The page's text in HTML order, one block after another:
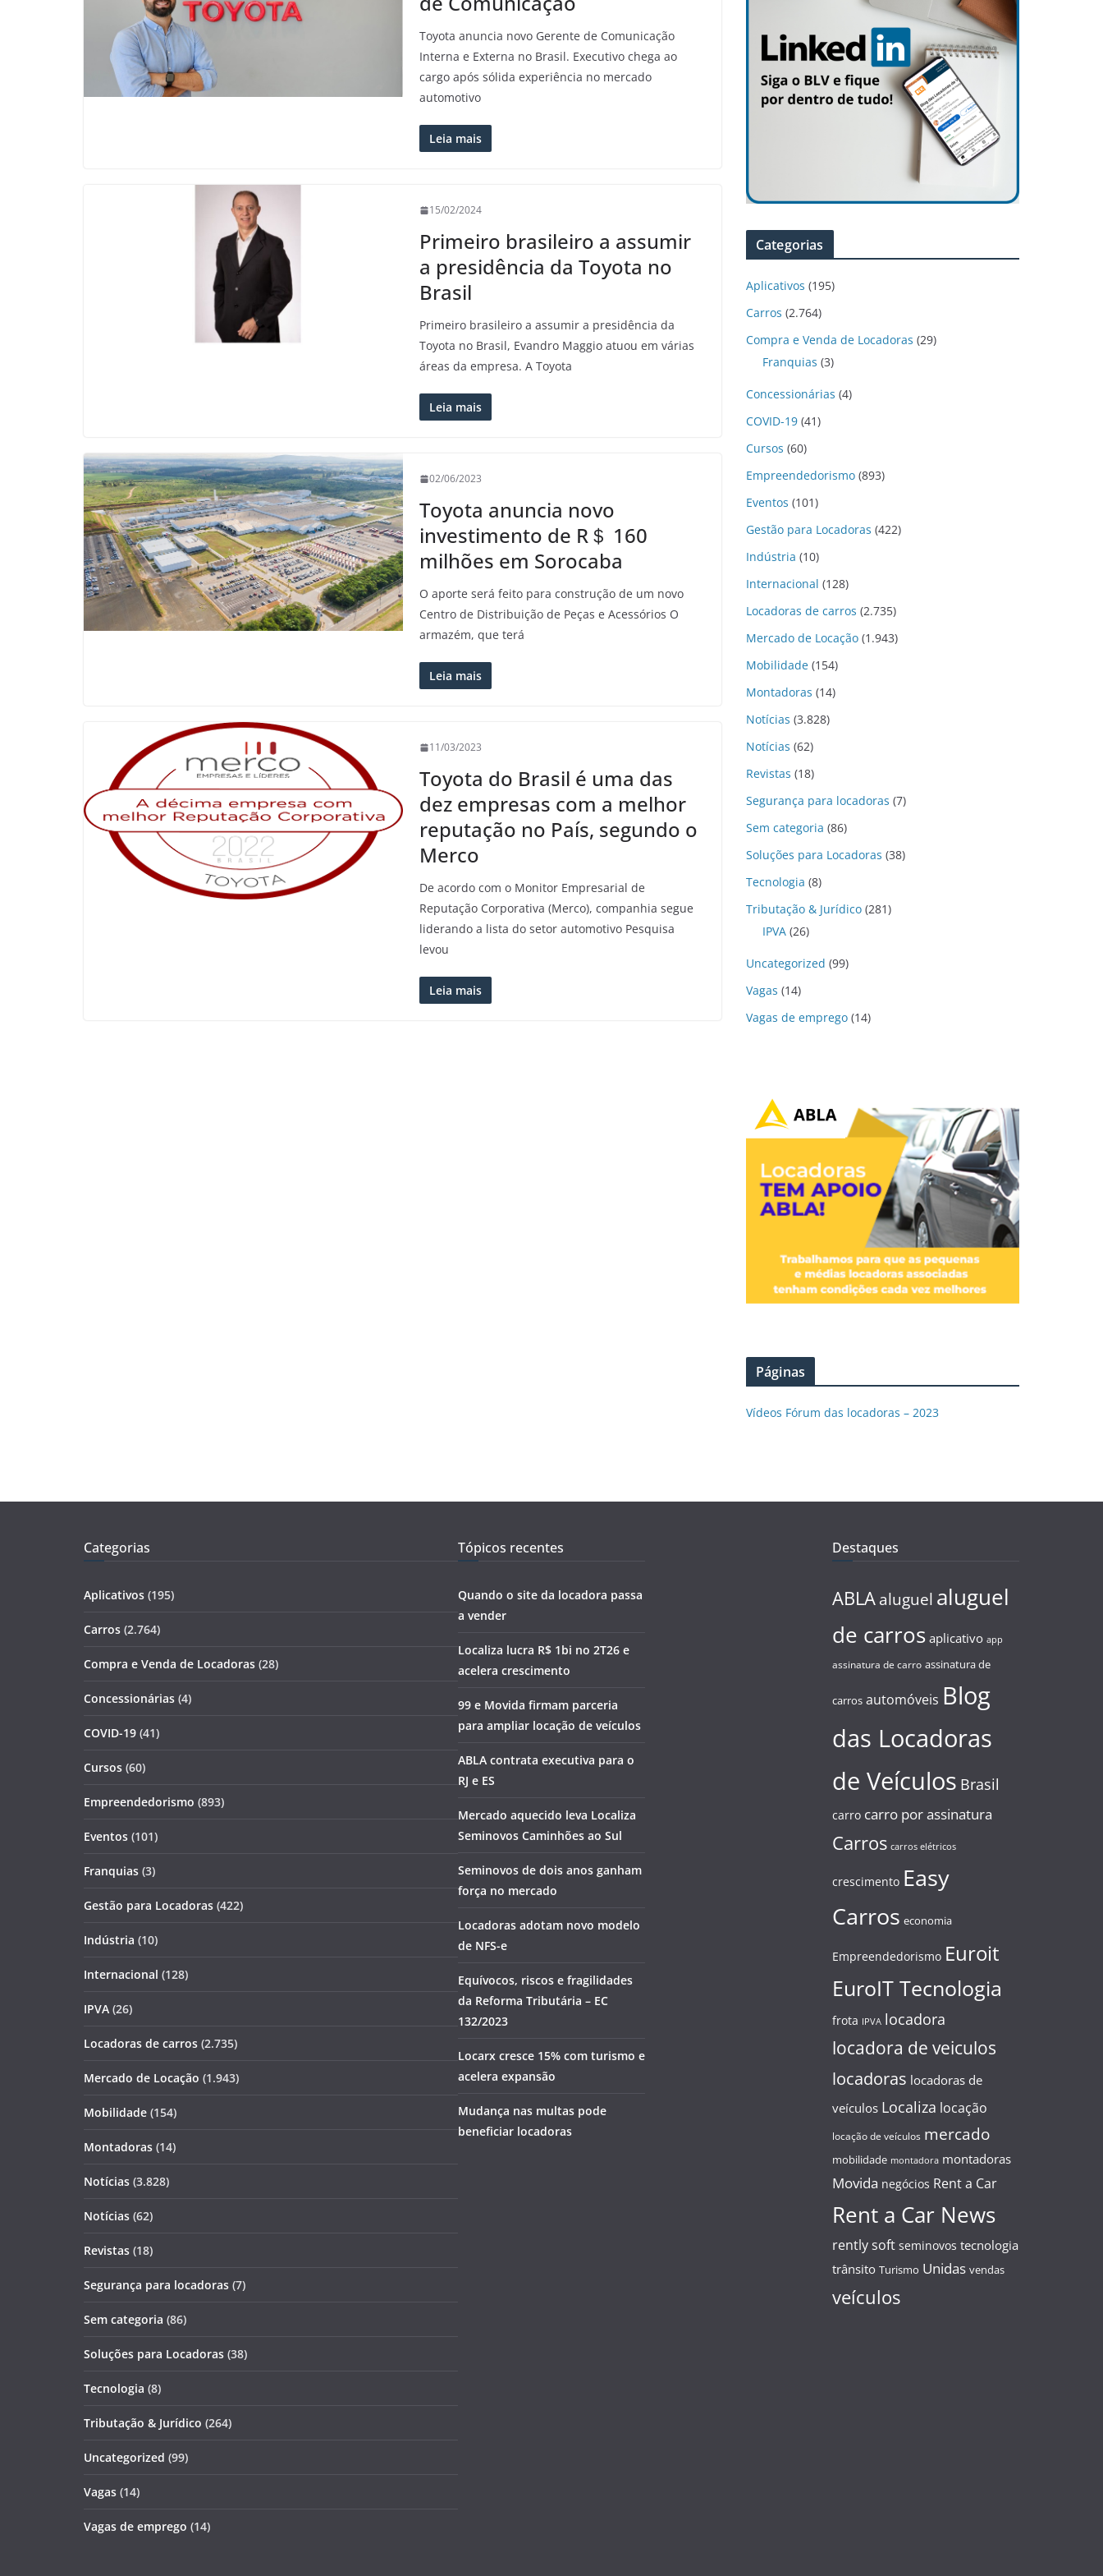
Toyota anuncia novo Gerente de Comunicação
Interna e Externa no Brasil. Executivo chega ao
cargo após sólida experiência no mercado
automotivo
Leia mais
15/02/2024
Primeiro brasileiro a assumir
a presidência da Toyota no
Brasil
Primeiro brasileiro a assumir a presidência da
Toyota no Brasil, Evandro Maggio atuou em várias
áreas da empresa. A Toyota
Leia mais
02/06/2023
Toyota anuncia novo
investimento de R＄ 160
milhões em Sorocaba
O aporte será feito para construção de um novo
Centro de Distribuição de Peças e Acessórios O
armazém, que terá
Leia mais
11/03/2023
Toyota do Brasil é uma das
dez empresas com a melhor
reputação no País, segundo o
Merco
De acordo com o Monitor Empresarial de
Reputação Corporativa (Merco), companhia segue
liderando a lista do setor automotivo Pesquisa
levou
Leia mais
Categorias
Aplicativos (195)
Carros (2.764)
Compra e Venda de Locadoras (29)
Franquias (3)
Concessionárias (4)
COVID-19 (41)
Cursos (60)
Empreendedorismo (893)
Eventos (101)
Gestão para Locadoras (422)
Indústria (10)
Internacional (128)
Locadoras de carros (2.735)
Mercado de Locação (1.943)
Mobilidade (154)
Montadoras (14)
Notícias (3.828)
Notícias (62)
Revistas (18)
Segurança para locadoras (7)
Sem categoria (86)
Soluções para Locadoras (38)
Tecnologia (8)
Tributação & Jurídico (281)
IPVA (26)
Uncategorized (99)
Vagas (14)
Vagas de emprego (14)
Páginas
Vídeos Fórum das locadoras – 2023
Categorias
Aplicativos (195)
Carros (2.764)
Compra e Venda de Locadoras (28)
Concessionárias (4)
COVID-19 (41)
Cursos (60)
Empreendedorismo (893)
Eventos (101)
Franquias (3)
Gestão para Locadoras (422)
Indústria (10)
Internacional (128)
IPVA (26)
Locadoras de carros (2.735)
Mercado de Locação (1.943)
Mobilidade (154)
Montadoras (14)
Notícias (3.828)
Notícias (62)
Revistas (18)
Segurança para locadoras (7)
Sem categoria (86)
Soluções para Locadoras (38)
Tecnologia (8)
Tributação & Jurídico (264)
Uncategorized (99)
Vagas (14)
Vagas de emprego (14)
Tópicos recentes
Quando o site da locadora passa
a vender
Localiza lucra R$ 1bi no 2T26 e
acelera crescimento
99 e Movida firmam parceria
para ampliar locação de veículos
ABLA contrata executiva para o
RJ e ES
Mercado aquecido leva Localiza
Seminovos Caminhões ao Sul
Seminovos de dois anos ganham
força no mercado
Locadoras adotam novo modelo
de NFS-e
Equívocos, riscos e fragilidades
da Reforma Tributária – EC
132/2023
Locarx cresce 15% com turismo e
acelera expansão
Mudança nas multas pode
beneficiar locadoras
Destaques
ABLA aluguel aluguel
de carros aplicativo app
assinatura de carro assinatura de
carros automóveis Blog
das Locadoras
de Veículos Brasil
carro carro por assinatura
Carros carros elétricos
crescimento Easy
Carros economia
Empreendedorismo Euroit
EuroIT Tecnologia
frota IPVA locadora
locadora de veiculos
locadoras locadoras de
veículos Localiza locação
locação de veículos mercado
mobilidade montadora montadoras
Movida negócios Rent a Car
Rent a Car News
rently soft seminovos tecnologia
trânsito Turismo Unidas vendas
veículos